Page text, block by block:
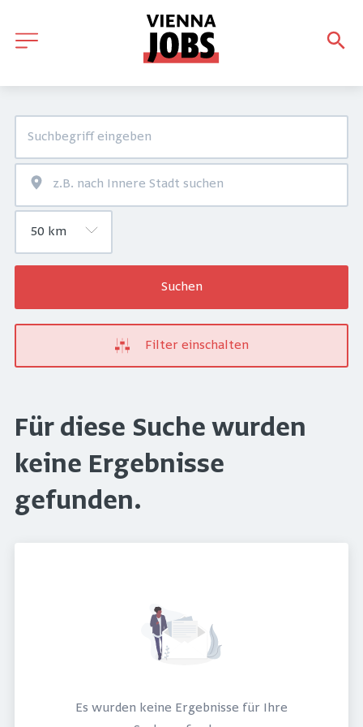
Suchen
Filter einschalten
Für diese Suche wurden
keine Ergebnisse
gefunden.
Es wurden keine Ergebnisse für Ihre